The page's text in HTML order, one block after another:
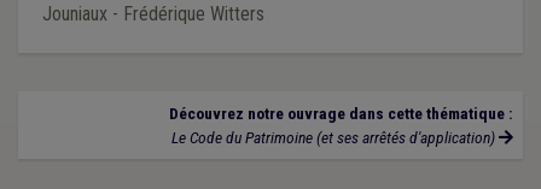
Jouniaux - Frédérique Witters
Découvrez notre ouvrage dans cette thématique :
Le Code du Patrimoine (et ses arrêtés d'application)